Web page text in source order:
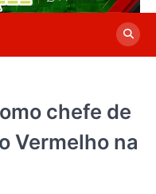
chefe de
Vermelho na